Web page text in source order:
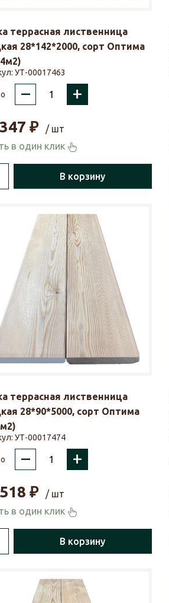
террасная лиственница
28*142*2000, сорт Оптима
УТ-00017463
– +
347 ₽
/ шт
в один клик
В корзину
террасная лиственница
28*90*5000, сорт Оптима
УТ-00017474
– +
518 ₽
/ шт
в один клик
В корзину